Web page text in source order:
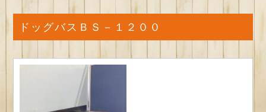
ドッグバスＢＳ－１２００